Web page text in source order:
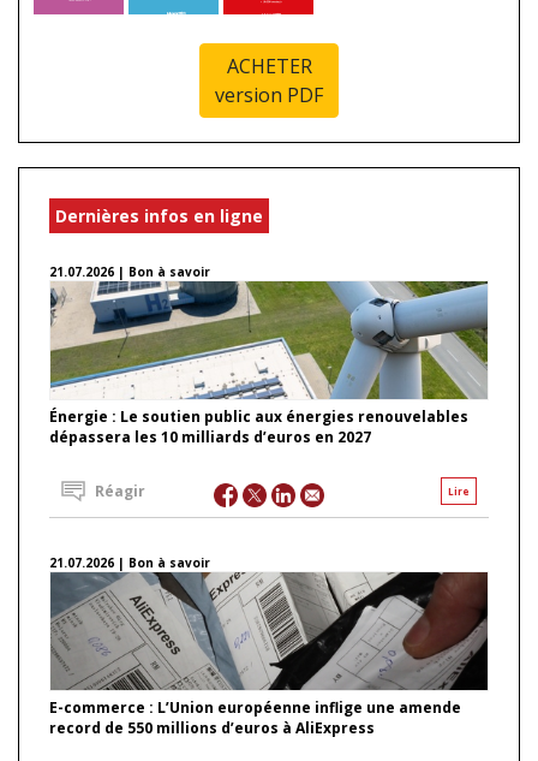
ACHETER
version PDF
Dernières infos en ligne
21.07.2026 | Bon à savoir
Énergie : Le soutien public aux énergies renouvelables
dépassera les 10 milliards d’euros en 2027
Lire
Réagir
21.07.2026 | Bon à savoir
E-commerce : L’Union européenne inflige une amende
record de 550 millions d’euros à AliExpress